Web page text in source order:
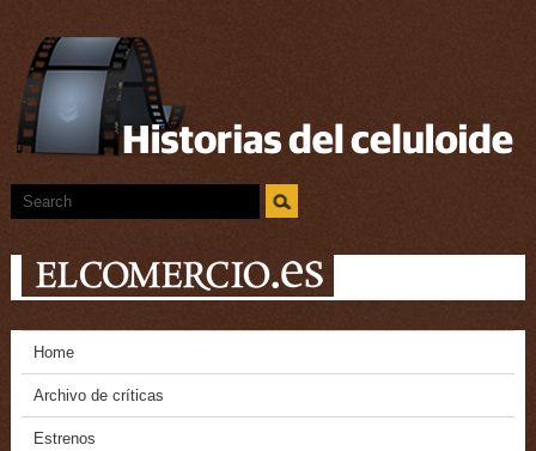
Home
Archivo de críticas
Estrenos